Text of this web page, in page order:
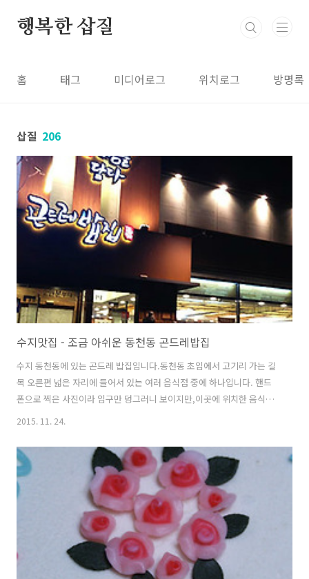
행복한 삽질
홈 태그 미디어로그 위치로그 방명록
삽질 206
수지맛집 - 조금 아쉬운 동천동 곤드레밥집
수지 동천동에 있는 곤드레 밥집입니다.동천동 초입에서 고기리 가는 길
목 오른편 넓은 자리에 들어서 있는 여러 음식점 중에 하나입니다. 핸드
폰으로 찍은 사진이라 입구만 덩그러니 보이지만,이곳에 위치한 음식점
들이 대체로 그렇듯이 곤드레밥집 역시 넓은 공간을 자랑합니다.주차장
입구 바로 왼편으로 대기실이 보이네요.이날은 사람이 별로 없었지만, 평
소에는 꽤 많은 사람이 오나봅니다. 대기실도 따로 마련할 정도이니,아
님.. 공간이 남아서 만들어 놓은 건가...? 다른 날은 와보지 않아서 모르겠
네요... ㅎㅎ 그리고, 조금 지나면 카운터 뒤쪽으로 휴게실이 보입니다.야
외에 자리가 마련되어 있는데요. 꽤 넓은 공간이 있습니다. (사진이 사라
2015. 11. 24.